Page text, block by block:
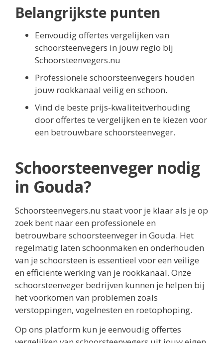
Belangrijkste punten
Eenvoudig offertes vergelijken van
schoorsteenvegers in jouw regio bij
Schoorsteenvegers.nu
Professionele schoorsteenvegers houden
jouw rookkanaal veilig en schoon.
Vind de beste prijs-kwaliteitverhouding
door offertes te vergelijken en te kiezen voor
een betrouwbare schoorsteenveger.
Schoorsteenveger nodig
in Gouda?
Schoorsteenvegers.nu staat voor je klaar als je op
zoek bent naar een professionele en
betrouwbare schoorsteenveger in Gouda. Het
regelmatig laten schoonmaken en onderhouden
van je schoorsteen is essentieel voor een veilige
en efficiënte werking van je rookkanaal. Onze
schoorsteenveger bedrijven kunnen je helpen bij
het voorkomen van problemen zoals
verstoppingen, vogelnesten en roetophoping.
Op ons platform kun je eenvoudig offertes